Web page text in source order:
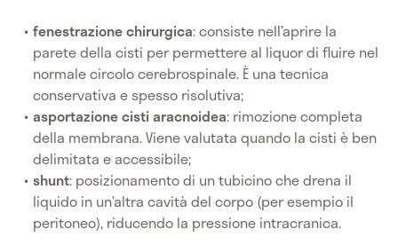
fenestrazione chirurgica: consiste nell’aprire la
parete della cisti per permettere al liquor di fluire nel
normale circolo cerebrospinale. È una tecnica
conservativa e spesso risolutiva;
asportazione cisti aracnoidea: rimozione completa
della membrana. Viene valutata quando la cisti è ben
delimitata e accessibile;
shunt: posizionamento di un tubicino che drena il
liquido in un’altra cavità del corpo (per esempio il
peritoneo), riducendo la pressione intracranica.